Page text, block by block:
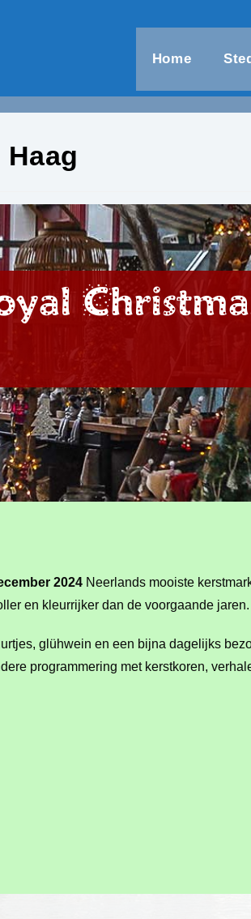
Home
2024 Neerlands mooiste
en kleurrijker dan de voorgaande
glühwein en een bijna dagelijks
programmering met kerstkoren,